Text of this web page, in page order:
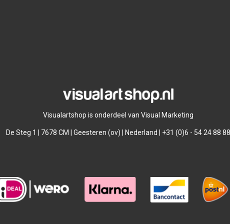
Visualartshop is onderdeel van Visual Marketing
De Steg 1 | 7678 CM | Geesteren (ov) | Nederland | +31 (0)6 - 54 24 88 88